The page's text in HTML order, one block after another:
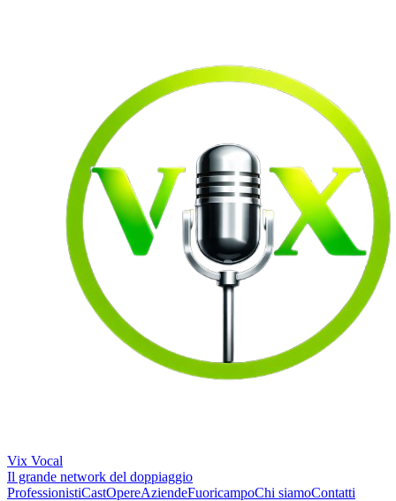
Vix Vocal
Il grande network del doppiaggio
ProfessionistiCastOpereAziendeFuoricampoChi siamoContatti